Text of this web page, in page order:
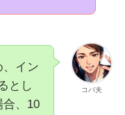
コバ夫
、イン
とし
合、10